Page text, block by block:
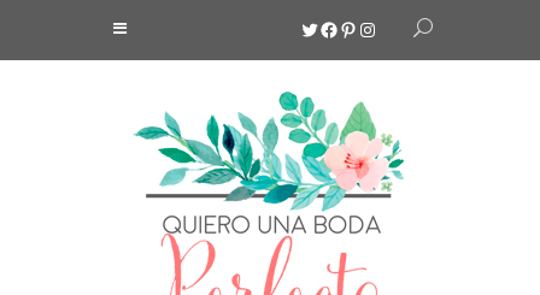
Twitter
Facebook
Pinterest
Instagram